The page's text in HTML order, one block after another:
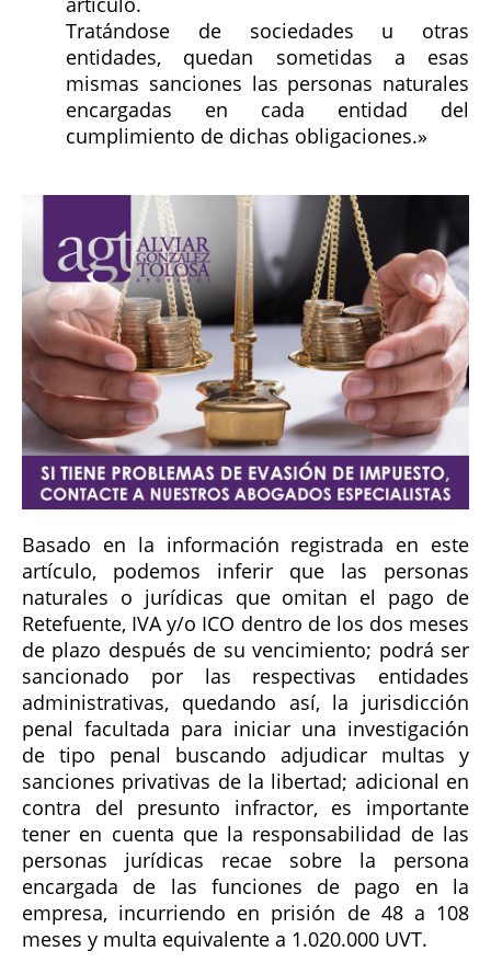
Tratándose de sociedades u otras
entidades, quedan sometidas a esas
mismas sanciones las personas naturales
encargadas en cada entidad del
cumplimiento de dichas obligaciones.»
Basado en la información registrada en este
artículo, podemos inferir que las personas
naturales o jurídicas que omitan el pago de
Retefuente, IVA y/o ICO dentro de los dos meses
de plazo después de su vencimiento; podrá ser
sancionado por las respectivas entidades
administrativas, quedando así, la jurisdicción
penal facultada para iniciar una investigación
de tipo penal buscando adjudicar multas y
sanciones privativas de la libertad; adicional en
contra del presunto infractor, es importante
tener en cuenta que la responsabilidad de las
personas jurídicas recae sobre la persona
encargada de las funciones de pago en la
empresa, incurriendo en prisión de 48 a 108
meses y multa equivalente a 1.020.000 UVT.